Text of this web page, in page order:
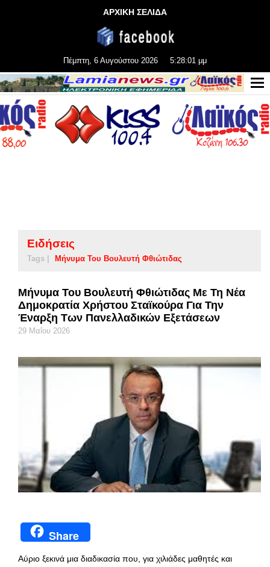
ΑΡΧΙΚΗ ΣΕΛΙΔΑ
Πέμπτη, 6 Αυγούστου 2026 5:28:02 μμ
Ειδήσεις
Tags | Μήνυμα Του Βουλευτή Φθιώτιδας
Μήνυμα Του Βουλευτή Φθιώτιδας Με Τη Νέα
Δημοκρατία Χρήστου Σταϊκούρα Για Την
Έναρξη Των Πανελλαδικών Εξετάσεων
29 Μαΐου 2026
Share
Αύριο ξεκινά μια διαδικασία που, για χιλιάδες μαθητές και